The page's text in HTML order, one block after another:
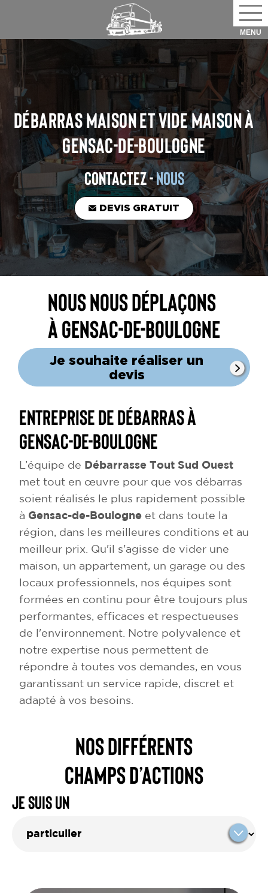
DÉBARRAS MAISON ET VIDE MAISONÀ
GENSAC-DE-BOULOGNE
CONTACTEZ -NOUS
DEVIS GRATUIT
Nous nous déplaçons
à Gensac-de-Boulogne
Je souhaite réaliser un
devis
Entreprise de débarras à
Gensac-de-Boulogne
L’équipe de
Débarrasse Tout Sud Ouest
met tout en œuvre pour que vos débarras
soient réalisés le plus rapidement possible
à Gensac-de-Boulogne et dans toute la
région, dans les meilleures conditions et au
meilleur prix. Qu'il s'agisse de vider une
maison, un appartement, un garage ou des
locaux professionnels, nos équipes sont
formées en continu pour être toujours plus
performantes, efficaces et respectueuses
de l'environnement. Notre polyvalence et
notre expertise nous permettent de
répondre à toutes vos demandes, en vous
garantissant un service rapide, discret et
adapté à vos besoins.
NOS DIFFÉRENTS
CHAMPS D’ACTIONS
Je suis un